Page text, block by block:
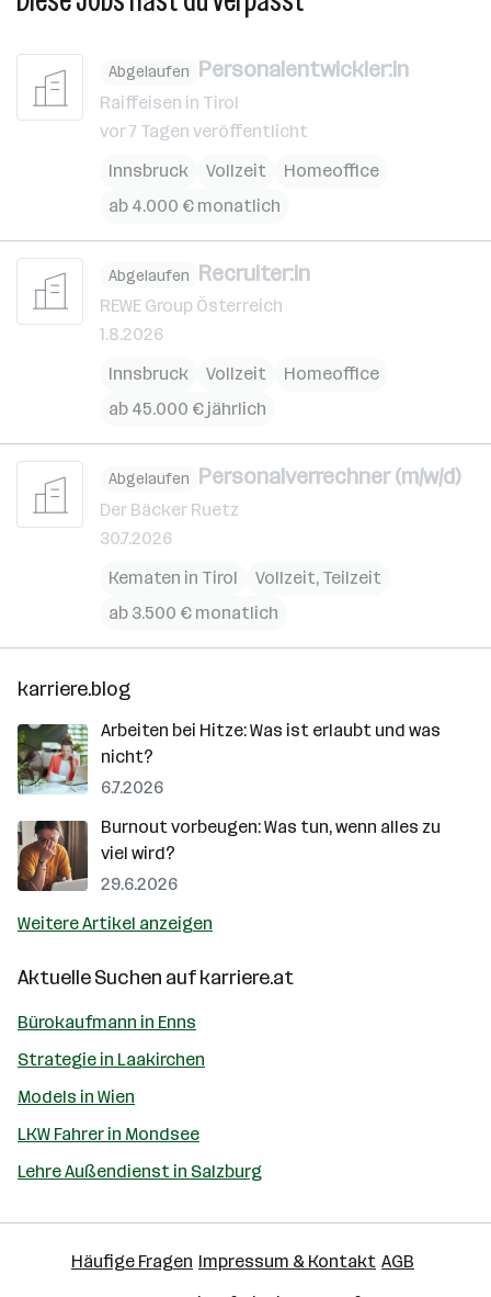
Abgelaufen Personalentwickler:in
Raiffeisen in Tirol
vor 7 Tagen veröffentlicht
Innsbruck
Vollzeit
Homeoffice
ab 4.000 € monatlich
Abgelaufen Recruiter:in
REWE Group Österreich
1.8.2026
Innsbruck
Vollzeit
Homeoffice
ab 45.000 € jährlich
Abgelaufen Personalverrechner (m/w/d)
Der Bäcker Ruetz
30.7.2026
Kematen in Tirol
Vollzeit, Teilzeit
ab 3.500 € monatlich
karriere.blog
Arbeiten bei Hitze: Was ist erlaubt und was
nicht?
6.7.2026
Burnout vorbeugen: Was tun, wenn alles zu
viel wird?
29.6.2026
Weitere Artikel anzeigen
Aktuelle Suchen aufkarriere.at
Bürokaufmann in Enns
Strategie in Laakirchen
Models in Wien
LKW Fahrer in Mondsee
Lehre Außendienst in Salzburg
Häufige Fragen Impressum & Kontakt AGB